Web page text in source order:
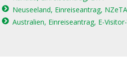
Neuseeland, Einreiseantrag, NZeTA
Australien, Einreiseantrag, E-